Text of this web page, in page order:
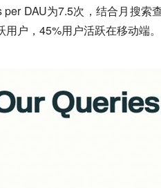
per DAU为7.5次，结合月搜索
用户，45%用户活跃在移动端。